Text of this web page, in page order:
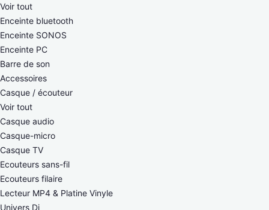
Voir tout
Enceinte bluetooth
Enceinte SONOS
Enceinte PC
Barre de son
Accessoires
Casque / écouteur
Voir tout
Casque audio
Casque-micro
Casque TV
Ecouteurs sans-fil
Ecouteurs filaire
Lecteur MP4 & Platine Vinyle
Univers Dj